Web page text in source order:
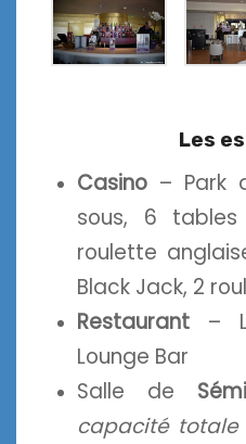
Les
Casino – Park
sous, 6
roulette
Black Jack, 2
Restaurant –
Lounge Bar
Salle de
capacité totale